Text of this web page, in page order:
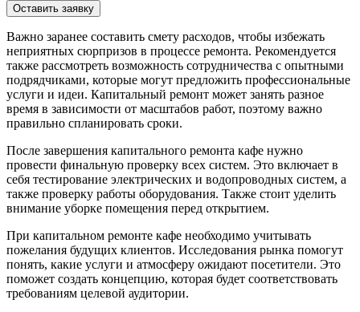
Оставить заявку
Важно заранее составить смету расходов, чтобы избежать
неприятных сюрпризов в процессе ремонта. Рекомендуется
также рассмотреть возможность сотрудничества с опытными
подрядчиками, которые могут предложить профессиональные
услуги и идеи. Капитальный ремонт может занять разное
время в зависимости от масштабов работ, поэтому важно
правильно спланировать сроки.
После завершения капитального ремонта кафе нужно
провести финальную проверку всех систем. Это включает в
себя тестирование электрических и водопроводных систем, а
также проверку работы оборудования. Также стоит уделить
внимание уборке помещения перед открытием.
При капитальном ремонте кафе необходимо учитывать
пожелания будущих клиентов. Исследования рынка помогут
понять, какие услуги и атмосферу ожидают посетители. Это
поможет создать концепцию, которая будет соответствовать
требованиям целевой аудитории.